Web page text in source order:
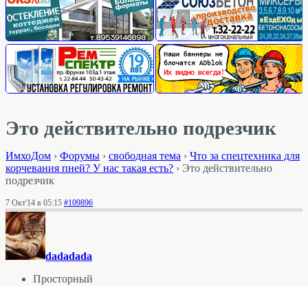
Это действительно подрезчик
ИмхоДом › Форумы › свободная тема › Что за спецтехника для
корчевания пней? У нас такая есть? › Это действительно
подрезчик
7 Окт'14 в 05:15 #109896
dadadada
Просторный